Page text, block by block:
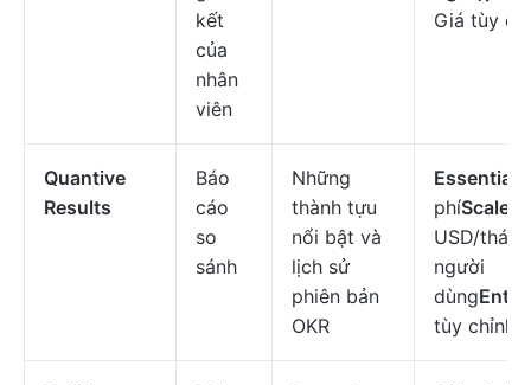
kết
của
nhân
viên
Giá tùy
Quantive
Results
Báo
cáo
so
sánh
Những
thành tựu
nổi bật và
lịch sử
phiên bản
OKR
Essentials
phíScale
USD/
người
dùng
tùy chỉnh